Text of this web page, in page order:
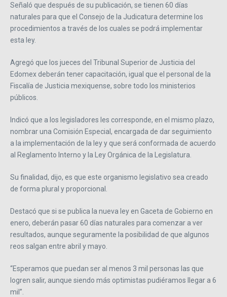
Señaló que después de su publicación, se tienen 60 días
naturales para que el Consejo de la Judicatura determine los
procedimientos a través de los cuales se podrá implementar
esta ley.
Agregó que los jueces del Tribunal Superior de Justicia del
Edomex deberán tener capacitación, igual que el personal de la
Fiscalía de Justicia mexiquense, sobre todo los ministerios
públicos.
Indicó que a los legisladores les corresponde, en el mismo plazo,
nombrar una Comisión Especial, encargada de dar seguimiento
a la implementación de la ley y que será conformada de acuerdo
al Reglamento Interno y la Ley Orgánica de la Legislatura.
Su finalidad, dijo, es que este organismo legislativo sea creado
de forma plural y proporcional.
Destacó que si se publica la nueva ley en Gaceta de Gobierno en
enero, deberán pasar 60 días naturales para comenzar a ver
resultados, aunque seguramente la posibilidad de que algunos
reos salgan entre abril y mayo.
“Esperamos que puedan ser al menos 3 mil personas las que
logren salir, aunque siendo más optimistas pudiéramos llegar a 6
mil”.